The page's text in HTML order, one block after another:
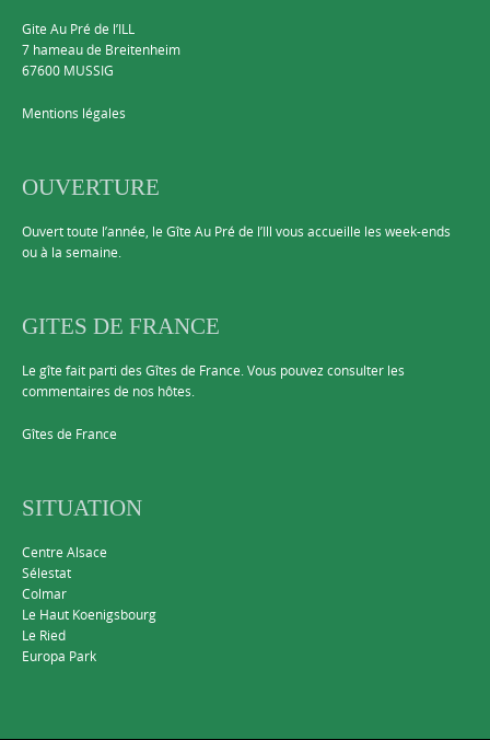
Gite Au Pré de l’ILL
7 hameau de Breitenheim
67600 MUSSIG
Mentions légales
OUVERTURE
Ouvert toute l’année, le Gîte Au Pré de l’Ill vous accueille les week-ends
ou à la semaine.
GITES DE FRANCE
Le gîte fait parti des Gîtes de France. Vous pouvez consulter les
commentaires de nos hôtes.
Gîtes de France
SITUATION
Centre Alsace
Sélestat
Colmar
Le Haut Koenigsbourg
Le Ried
Europa Park